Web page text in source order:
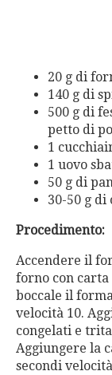
20 g di
140 g di
500 g di
petto di
1
1 uovo
50 g di
30-50 g
Procedimento:
Accendere il
forno con
boccale il
velocità 10.
congelati e
Aggiungere la
secondi